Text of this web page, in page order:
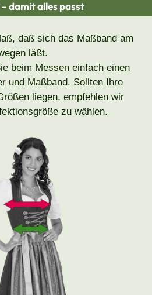
damit alles passt
daß sich das Maßband am
läßt.
beim Messen einfach einen
und Maßband. Sollten Ihre
liegen, empfehlen wir
zu wählen.